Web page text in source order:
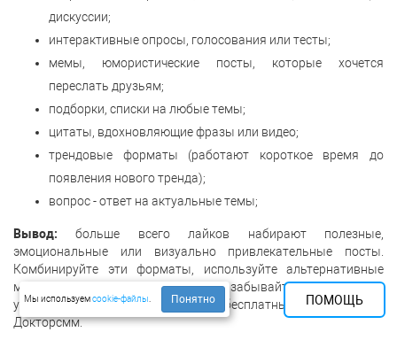
дискуссии;
интерактивные опросы, голосования или тесты;
мемы, юмористические посты, которые хочется
переслать друзьям;
подборки, списки на любые темы;
цитаты, вдохновляющие фразы или видео;
трендовые форматы (работают короткое время до
появления нового тренда);
вопрос - ответ на актуальные темы;
Вывод: больше всего лайков набирают полезные,
эмоциональные или визуально привлекательные посты.
Комбинируйте эти форматы, используйте альтернативные
методы повышения активности и не забывайте поддерживать
уровень ER (вовлечённости) с бесплатными лайками с
Докторсмм.
ПОМОЩЬ
Мы используемcookie-файлы Понятно